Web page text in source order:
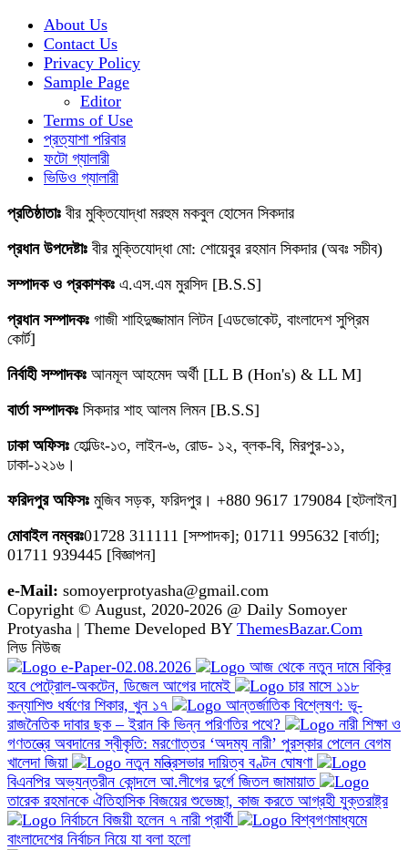
About Us
Contact Us
Privacy Policy
Sample Page
Editor
Terms of Use
প্রত্যাশা পরিবার
ফটো গ্যালারী
ভিডিও গ্যালারী
প্রতিষ্ঠাতাঃ বীর মুক্তিযোদ্ধা মরহুম মকবুল হোসেন সিকদার
প্রধান উপদেষ্টাঃ বীর মুক্তিযোদ্ধা মো: শোয়েবুর রহমান সিকদার (অবঃ সচীব)
সম্পাদক ও প্রকাশকঃ এ.এস.এম মুরসিদ [B.S.S]
প্রধান সম্পাদকঃ গাজী শাহিদুজ্জামান লিটন [এডভোকেট, বাংলাদেশ সুপ্রিম
কোর্ট]
নির্বাহী সম্পাদকঃ আনমূল আহমেদ অর্থী [LL B (Hon's) & LL M]
বার্তা সম্পাদকঃ সিকদার শাহ আলম লিমন [B.S.S]
ঢাকা অফিসঃ হোল্ডিং-১৩, লাইন-৬, রোড- ১২, ব্লক-বি, মিরপুর-১১,
ঢাকা-১২১৬।
ফরিদপুর অফিসঃ মুজিব সড়ক, ফরিদপুর। +880 9617 179084 [হটলাইন]
মোবাইল নম্বরঃ01728 311111 [সম্পাদক]; 01711 995632 [বার্তা];
01711 939445 [বিজ্ঞাপন]
e-Mail: somoyerprotyasha@gmail.com
Copyright © August, 2020-2026 @ Daily Somoyer
Protyasha | Theme Developed BY ThemesBazar.Com
লিড নিউজ
e-Paper-02.08.2026
আজ থেকে নতুন দামে বিক্রি
হবে পেট্রোল-অকটেন, ডিজেল আগের দামেই
চার মাসে ১১৮
কন্যাশিশু ধর্ষণের শিকার, খুন ১৭
আন্তর্জাতিক বিশ্লেষণ: ভূ-
রাজনৈতিক দাবার ছক – ইরান কি ভিন্ন পরিণতির পথে?
নারী শিক্ষা ও
গণতন্ত্রে অবদানের স্বীকৃতি: মরণোত্তর ‘অদম্য নারী’ পুরস্কার পেলেন বেগম
খালেদা জিয়া
নতুন মন্ত্রিসভার দায়িত্ব বণ্টন ঘোষণা
বিএনপির অভ্যন্তরীন কোন্দলে আ.লীগের দুর্গে জিতল জামায়াত
তারেক রহমানকে ঐতিহাসিক বিজয়ের শুভেচ্ছা, কাজ করতে আগ্রহী যুক্তরাষ্ট্র
নির্বাচনে বিজয়ী হলেন ৭ নারী প্রার্থী
বিশ্বগণমাধ্যমে
বাংলাদেশের নির্বাচন নিয়ে যা বলা হলো